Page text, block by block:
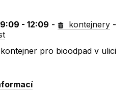
- 12:09 - kontejnery -
pro bioodpad v ulici